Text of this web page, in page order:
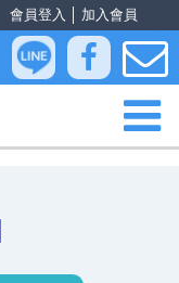
會員登入 加入會員